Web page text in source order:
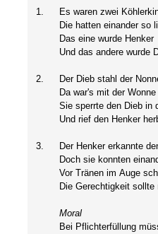
1.
Es waren zwei
Die hatten einander so
Das eine wurde Henker
Und das andere wurde
2.
Der Dieb stahl der
Da war's mit der
Sie sperrte den Dieb in
Und rief den Henker
3.
Der Henker erkannte
Doch sie konnten
Vor Tränen im Auge
Die Gerechtigkeit
Moral
Bei Pflichterfüllung